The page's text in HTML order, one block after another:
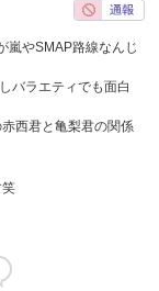
嵐やSMAP路線なんじ
バラエティでも面白
西君と亀梨君の関係